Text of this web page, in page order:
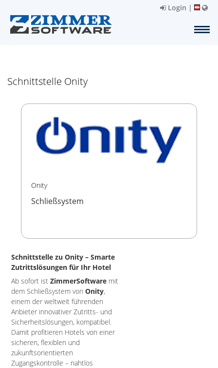
Login |
Schnittstelle Onity
Onity
Schließsystem
Schnittstelle zu Onity – Smarte
Zutrittslösungen für Ihr Hotel
Ab sofort ist ZimmerSoftware mit
dem Schließsystem von Onity,
einem der weltweit führenden
Anbieter innovativer Zutritts- und
Sicherheitslösungen, kompatibel.
Damit profitieren Hotels von einer
sicheren, flexiblen und
zukunftsorientierten
Zugangskontrolle – nahtlos